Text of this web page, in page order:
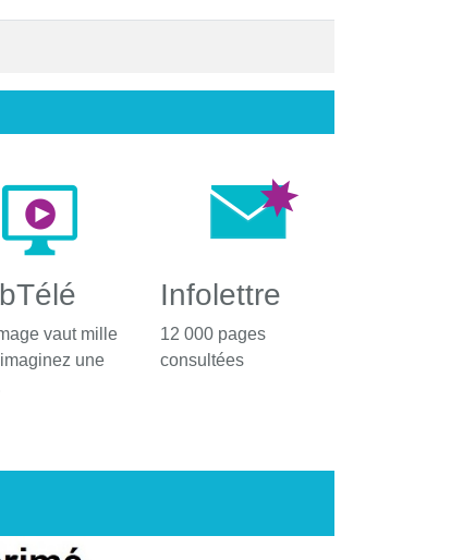
vaut mille
une
Infolettre
12 000 pages
consultées